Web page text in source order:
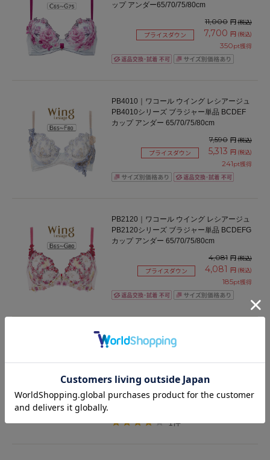
ップ アンダー65/70/75/80cm
11,000 円(税込)
プライスダウン 7,700 円 (税込)
350pt獲得
PB4010｜ワコール ウイング レシアージュ
PB4010シリーズ ブラジャー単品 BCDEF
カップ アンダー 65/70/75/80cm
7,590 円(税込)
プライスダウン 5,313 円 (税込)
241pt獲得
PB2120｜ワコール ウイング レシアージュ
PB2120シリーズ ブラジャー単品 BCDEFG
カップ アンダー 65/70/75/80cm
4,081 円(税込)
プライスダウン 4,081 円 (税込)
185pt獲得
BFA311｜ワコール コンフォートフィット
旧ラゼ BFA311シリーズ ブラジャー単品 フ
8,030
1件